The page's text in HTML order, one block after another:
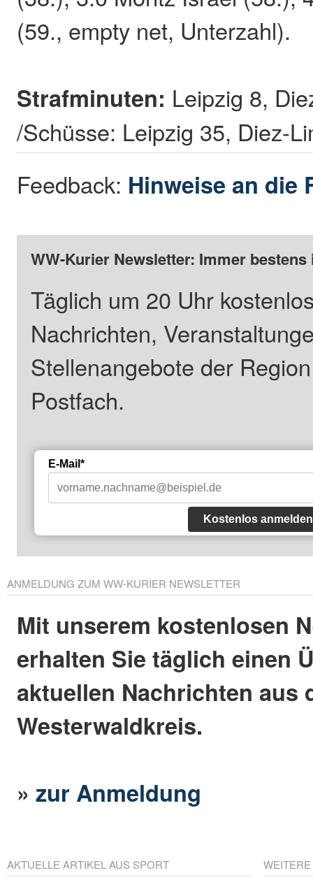
(59., empty net, Unterzahl).
Strafminuten: Leipzig 8,
/Schüsse: Leipzig 35, Diez-
Feedback: Hinweise an die
WW-Kurier Newsletter: Immer
Täglich um 20 Uhr
Nachrichten,
Stellenangebote der
Postfach.
E-Mail*
Kostenlos anmelden
ANMELDUNG ZUM WW-KURIER NEWSLETTER
Mit unserem kostenlosen
erhalten Sie täglich einen
aktuellen Nachrichten aus
Westerwaldkreis.
»zur Anmeldung
AKTUELLE ARTIKEL AUS SPORT